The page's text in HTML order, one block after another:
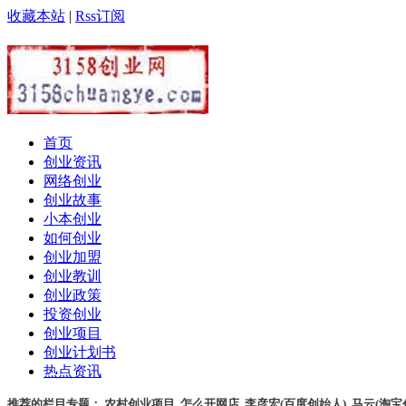
收藏本站 | Rss订阅
首页
创业资讯
网络创业
创业故事
小本创业
如何创业
创业加盟
创业教训
创业政策
投资创业
创业项目
创业计划书
热点资讯